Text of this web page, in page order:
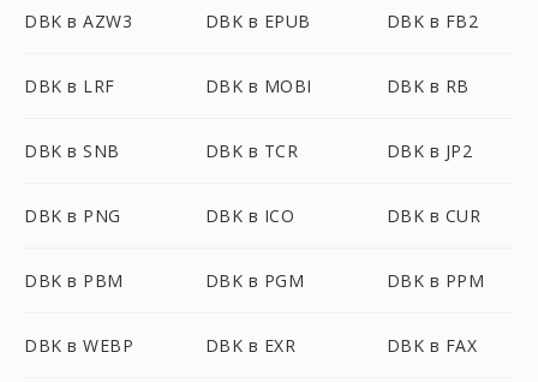
DBK в AZW3 DBK в EPUB DBK в FB2
DBK в LRF DBK в MOBI DBK в RB
DBK в SNB DBK в TCR DBK в JP2
DBK в PNG DBK в ICO DBK в CUR
DBK в PBM DBK в PGM DBK в PPM
DBK в WEBP DBK в EXR DBK в FAX